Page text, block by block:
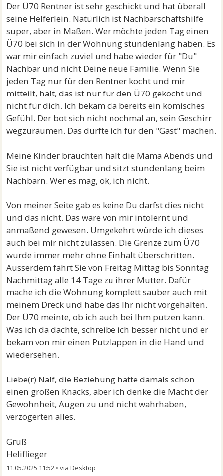
Der Ü70 Rentner ist sehr geschickt und hat überall
seine Helferlein. Natürlich ist Nachbarschaftshilfe
super, aber in Maßen. Wer möchte jeden Tag einen
Ü70 bei sich in der Wohnung stundenlang haben. Es
war mir einfach zuviel und habe wieder für "Du"
Nachbar und nicht Deine neue Familie. Wenn Sie
jeden Tag nur für den Rentner kocht und mir
mitteilt, halt, das ist nur für den Ü70 gekocht und
nicht für dich. Ich bekam da bereits ein komisches
Gefühl. Der bot sich nicht nochmal an, sein Geschirr
wegzuräumen. Das durfte ich für den "Gast" machen.
Meine Kinder brauchten halt die Mama Abends und
Sie ist nicht verfügbar und sitzt stundenlang beim
Nachbarn. Wer es mag, ok, ich nicht.
Von meiner Seite gab es keine Du darfst dies nicht
und das nicht. Das wäre von mir intolernt und
anmaßend gewesen. Umgekehrt würde ich dieses
auch bei mir nicht zulassen. Die Grenze zum Ü70
wurde immer mehr ohne Einhalt überschritten.
Ausserdem fährt Sie von Freitag Mittag bis Sonntag
Nachmittag alle 14 Tage zu ihrer Mutter. Dafür
mache ich die Wohnung komplett sauber auch mit
meinem Dreck und habe das Ihr nicht vorgehalten.
Der Ü70 meinte, ob ich auch bei Ihm putzen kann.
Was ich da dachte, schreibe ich besser nicht und er
bekam von mir einen Putzlappen in die Hand und
wiedersehen.
Liebe(r) Nalf, die Beziehung hatte damals schon
einen großen Knacks, aber ich denke die Macht der
Gewohnheit, Augen zu und nicht wahrhaben,
verzögerten alles.
Gruß
Heliflieger
11.05.2025 11:52 •